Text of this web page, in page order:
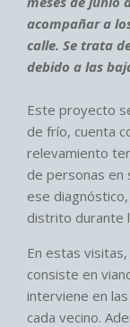
acompañar a
calle. Se trata
debido a las
Este proyecto
de frío, cuenta
relevamiento
de personas en
ese
distrito durante
En estas
consiste en
interviene en
cada vecino.